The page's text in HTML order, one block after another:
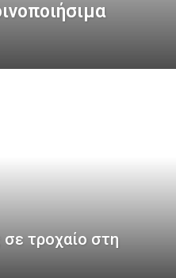
τροχαίο στη